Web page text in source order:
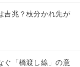
吉兆？枝分かれ先が
ぐ「橋渡し線」の意